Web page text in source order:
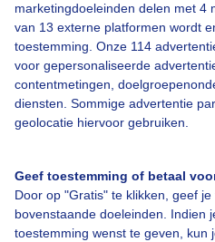
marketingdoeleinden delen met 4
van 13 externe platformen wordt
toestemming. Onze 114
voor gepersonaliseerde
contentmetingen,
diensten. Sommige advertentie
geolocatie hiervoor gebruiken.
Geef toestemming of betaal
Door op "Gratis" te klikken, geef
bovenstaande doeleinden. Indien
toestemming wenst te geven, kun
Toegankelijkheid
Gebruikersvoorwaarden
Adverteren
Buienradar Team
Cookie beleid
Privacy instellingen
Gratis weerdata